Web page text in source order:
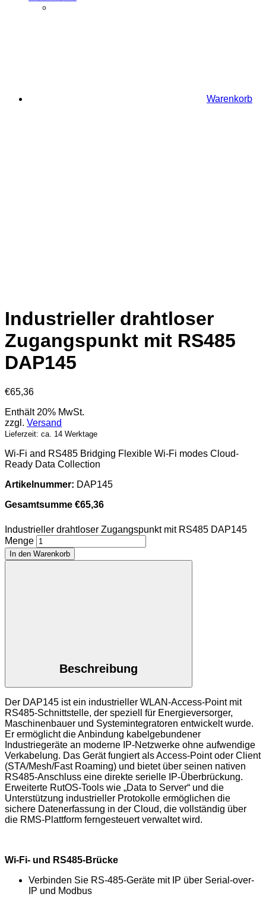
Warenkorb
Industrieller drahtloser
Zugangspunkt mit RS485
DAP145
€65,36
Enthält 20% MwSt.
zzgl. Versand
Lieferzeit: ca. 14 Werktage
Wi-Fi and RS485 Bridging Flexible Wi-Fi modes Cloud-
Ready Data Collection
Artikelnummer: DAP145
Gesamtsumme €65,36
Industrieller drahtloser Zugangspunkt mit RS485 DAP145
Menge
In den Warenkorb
Beschreibung
Der DAP145 ist ein industrieller WLAN-Access-Point mit
RS485-Schnittstelle, der speziell für Energieversorger,
Maschinenbauer und Systemintegratoren entwickelt wurde.
Er ermöglicht die Anbindung kabelgebundener
Industriegeräte an moderne IP-Netzwerke ohne aufwendige
Verkabelung. Das Gerät fungiert als Access-Point oder Client
(STA/Mesh/Fast Roaming) und bietet über seinen nativen
RS485-Anschluss eine direkte serielle IP-Überbrückung.
Erweiterte RutOS-Tools wie „Data to Server“ und die
Unterstützung industrieller Protokolle ermöglichen die
sichere Datenerfassung in der Cloud, die vollständig über
die RMS-Plattform ferngesteuert verwaltet wird.
Wi-Fi- und RS485-Brücke
Verbinden Sie RS-485-Geräte mit IP über Serial-over-
IP und Modbus